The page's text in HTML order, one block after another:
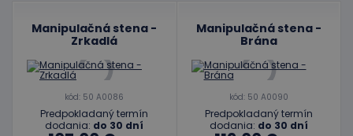
Manipulačná stena -
Zrkadlá
kód: 50 A0086
Predpokladaný termín
dodania: do 30 dní
Manipulačná stena -
Brána
kód: 50 A0090
Predpokladaný termín
dodania: do 30 dní